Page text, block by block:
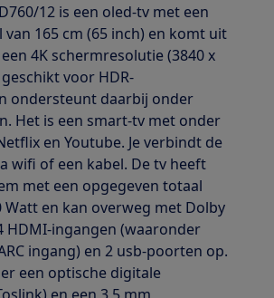
12 is een oled-tv met een
165 cm (65 inch) en komt uit
4K schermresolutie (3840 x
voor HDR-
ondersteunt daarbij onder
Het is een smart-tv met onder
en Youtube. Je verbindt de
wifi of een kabel. De tv heeft
met een opgegeven totaal
Watt en kan overweg met Dolby
HDMI-ingangen (waaronder
ingang) en 2 usb-poorten op.
een optische digitale